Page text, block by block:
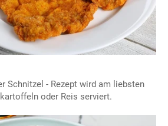
Schnitzel - Rezept wird am liebsten
oder Reis serviert.